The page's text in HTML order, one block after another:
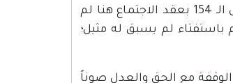
وحاسة العدل فيهم. ومن هنا، فإن قرار جمعيتكم الموقرة الذي صدر بموافقة الدول الـ 154 بعقد الاجتماع هنا لم
باستفتاء لم يسبق له مثيل؛
مع الحق والعدل صوناً